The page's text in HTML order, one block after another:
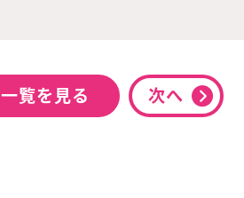
一覧を見る 次へ